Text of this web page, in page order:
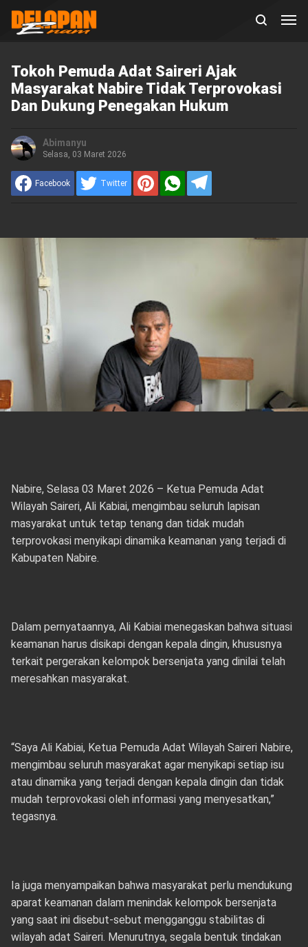
Tokoh Pemuda Adat Saireri Ajak
Masyarakat Nabire Tidak Terprovokasi
Dan Dukung Penegakan Hukum
Abimanyu
Selasa, 03 Maret 2026
Facebook Twitter
Nabire, Selasa 03 Maret 2026 – Ketua Pemuda Adat
Wilayah Saireri, Ali Kabiai, mengimbau seluruh lapisan
masyarakat untuk tetap tenang dan tidak mudah
terprovokasi menyikapi dinamika keamanan yang terjadi di
Kabupaten Nabire.
Dalam pernyataannya, Ali Kabiai menegaskan bahwa situasi
keamanan harus disikapi dengan kepala dingin, khususnya
terkait pergerakan kelompok bersenjata yang dinilai telah
meresahkan masyarakat.
“Saya Ali Kabiai, Ketua Pemuda Adat Wilayah Saireri Nabire,
mengimbau seluruh masyarakat agar menyikapi setiap isu
atau dinamika yang terjadi dengan kepala dingin dan tidak
mudah terprovokasi oleh informasi yang menyesatkan,”
tegasnya.
Ia juga menyampaikan bahwa masyarakat perlu mendukung
aparat keamanan dalam menindak kelompok bersenjata
yang saat ini disebut-sebut mengganggu stabilitas di
wilayah adat Saireri. Menurutnya, segala bentuk tindakan